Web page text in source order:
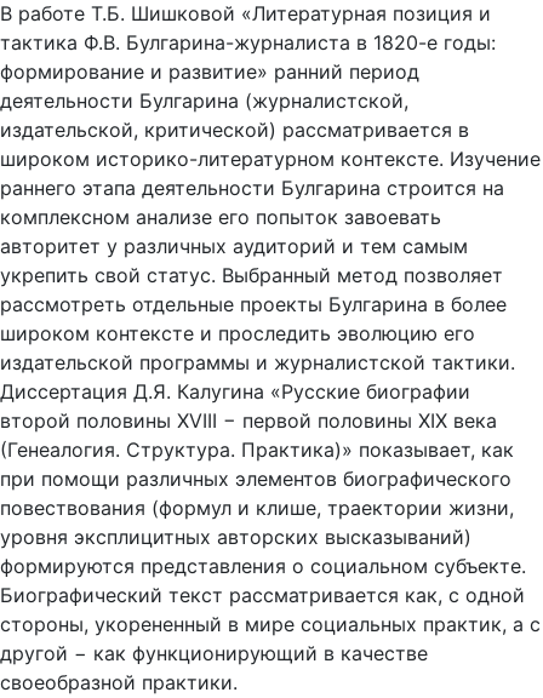
В работе Т.Б. Шишковой «Литературная позиция и
тактика Ф.В. Булгарина-журналиста в 1820-е годы:
формирование и развитие» ранний период
деятельности Булгарина (журналистской,
издательской, критической) рассматривается в
широком историко-литературном контексте. Изучение
раннего этапа деятельности Булгарина строится на
комплексном анализе его попыток завоевать
авторитет у различных аудиторий и тем самым
укрепить свой статус. Выбранный метод позволяет
рассмотреть отдельные проекты Булгарина в более
широком контексте и проследить эволюцию его
издательской программы и журналистской тактики.
Диссертация Д.Я. Калугина «Русские биографии
второй половины XVIII − первой половины XIX века
(Генеалогия. Структура. Практика)» показывает, как
при помощи различных элементов биографического
повествования (формул и клише, траектории жизни,
уровня эксплицитных авторских высказываний)
формируются представления о социальном субъекте.
Биографический текст рассматривается как, с одной
стороны, укорененный в мире социальных практик, а с
другой − как функционирующий в качестве
своеобразной практики.